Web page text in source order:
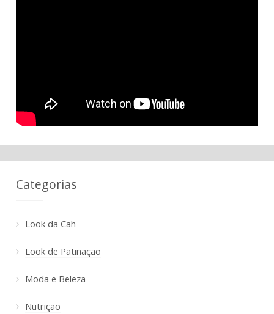
Categorias
Look da Cah
Look de Patinação
Moda e Beleza
Nutrição